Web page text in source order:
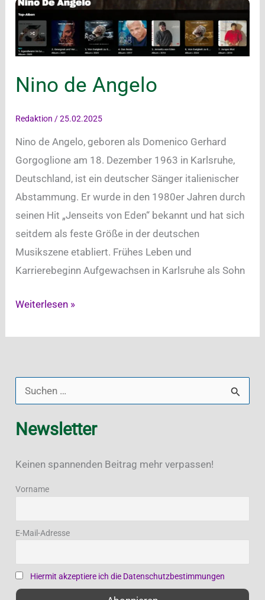
Nino de Angelo
Redaktion/25.02.2025
Nino de Angelo, geboren als Domenico Gerhard
Gorgoglione am 18. Dezember 1963 in Karlsruhe,
Deutschland, ist ein deutscher Sänger italienischer
Abstammung. Er wurde in den 1980er Jahren durch
seinen Hit „Jenseits von Eden“ bekannt und hat sich
seitdem als feste Größe in der deutschen
Musikszene etabliert. Frühes Leben und
Karrierebeginn Aufgewachsen in Karlsruhe als Sohn
Nino
Angelo
Weiterlesen »
u
c
e
n
a
:
Newsletter
Keinen spannenden Beitrag mehr verpassen!
Vorname
E-Mail-Adresse
Hiermit akzeptiere ich die Datenschutzbestimmungen